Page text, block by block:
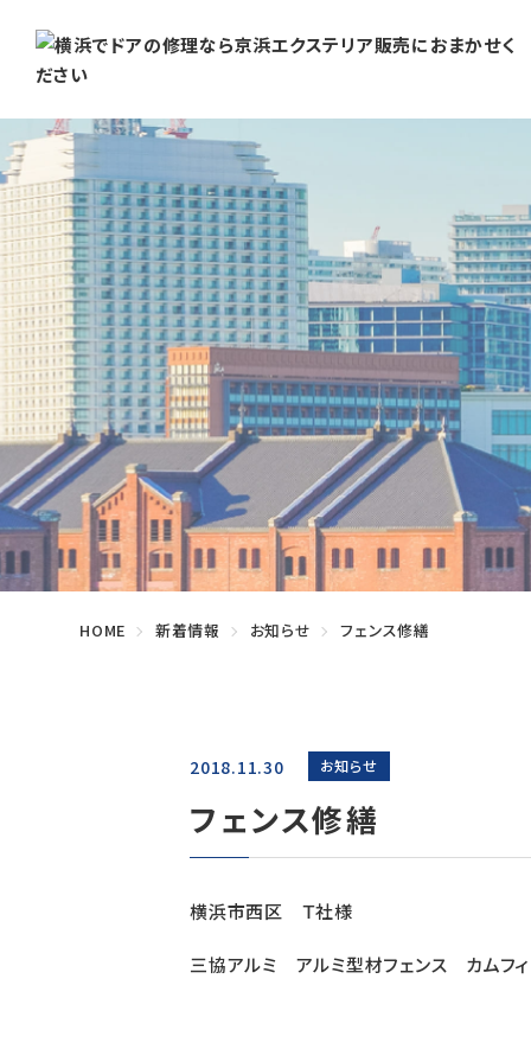
HOME 新着情報 お知らせ フェンス修繕
2018.11.30 お知らせ
フェンス修繕
横浜市西区 Ｔ社様
三協アルミ アルミ型材フェンス カムフ